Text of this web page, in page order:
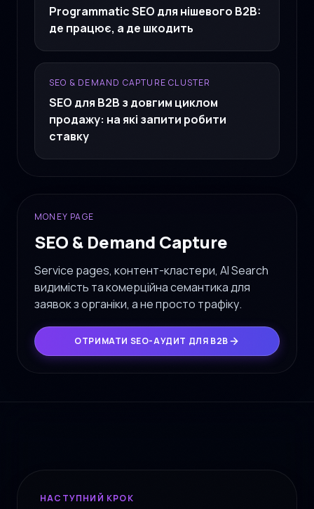
Programmatic SEO для нішевого B2B:
де працює, а де шкодить
SEO & DEMAND CAPTURE CLUSTER
SEO для B2B з довгим циклом
продажу: на які запити робити
ставку
MONEY PAGE
SEO & Demand Capture
Service pages, контент-кластери, AI Search
видимість та комерційна семантика для
заявок з органіки, а не просто трафіку.
ОТРИМАТИ SEO-АУДИТ ДЛЯ B2B
НАСТУПНИЙ КРОК